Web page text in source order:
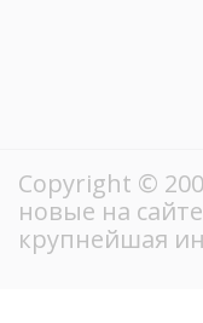
Copyright ©
новые на
крупнейшая